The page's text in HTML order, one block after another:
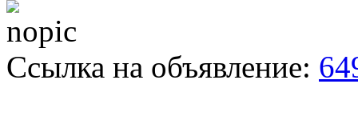
Ссылка на объявление: